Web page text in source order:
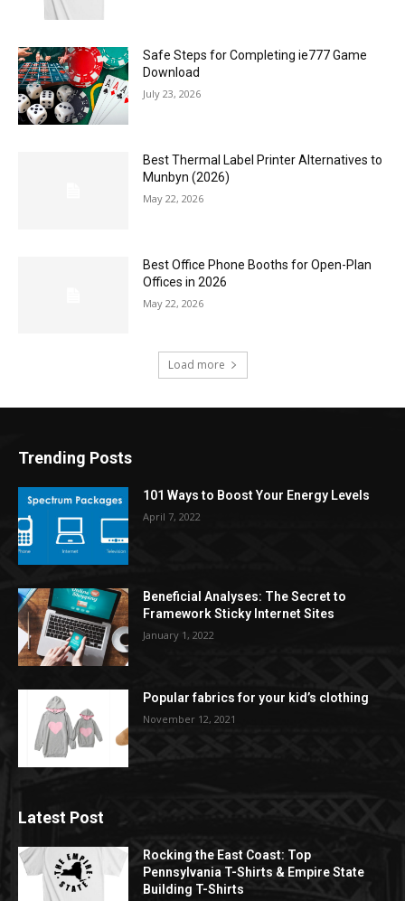
Safe Steps for Completing ie777 Game
Download
July 23, 2026
Best Thermal Label Printer Alternatives to
Munbyn (2026)
May 22, 2026
Best Office Phone Booths for Open-Plan
Offices in 2026
May 22, 2026
Load more
Trending Posts
101 Ways to Boost Your Energy Levels
April 7, 2022
Beneficial Analyses: The Secret to
Framework Sticky Internet Sites
January 1, 2022
Popular fabrics for your kid’s clothing
November 12, 2021
Latest Post
Rocking the East Coast: Top
Pennsylvania T-Shirts & Empire State
Building T-Shirts